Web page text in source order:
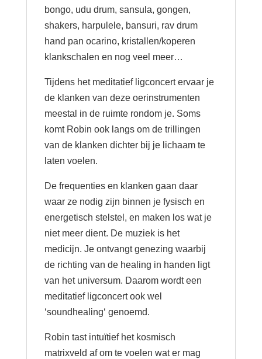
bongo, udu drum, sansula, gongen,
shakers, harpulele, bansuri, rav drum
hand pan ocarino, kristallen/koperen
klankschalen en nog veel meer…
Tijdens het meditatief ligconcert ervaar je
de klanken van deze oerinstrumenten
meestal in de ruimte rondom je. Soms
komt Robin ook langs om de trillingen
van de klanken dichter bij je lichaam te
laten voelen.
De frequenties en klanken gaan daar
waar ze nodig zijn binnen je fysisch en
energetisch stelstel, en maken los wat je
niet meer dient. De muziek is het
medicijn. Je ontvangt genezing waarbij
de richting van de healing in handen ligt
van het universum. Daarom wordt een
meditatief ligconcert ook wel
‘soundhealing‘ genoemd.
Robin tast intuïtief het kosmisch
matrixveld af om te voelen wat er mag